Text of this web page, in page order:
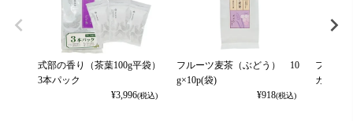
式部の香り（茶葉100g平袋）
3本パック
¥3,996(税込)
フルーツ麦茶（ぶどう） 10
g×10p(袋)
¥918(税込)
フルー
カット